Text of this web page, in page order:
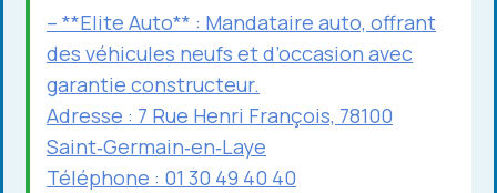
– **Elite Auto** : Mandataire auto, offrant
des véhicules neufs et d’occasion avec
garantie constructeur.
Adresse : 7 Rue Henri François, 78100
Saint‑Germain‑en‑Laye
Téléphone : 01 30 49 40 40